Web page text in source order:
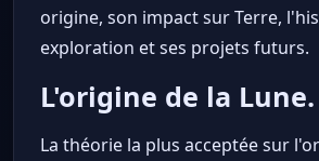
origine, son impact sur Terre,
exploration et ses projets futurs.
L'origine de la Lune.
La théorie la plus acceptée sur